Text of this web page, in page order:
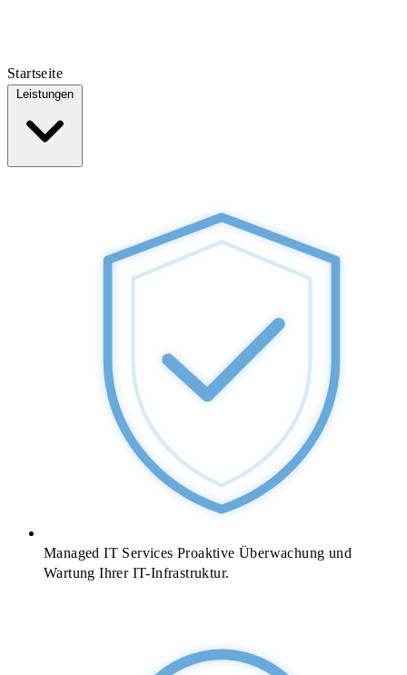
Startseite
Managed IT Services Proaktive Überwachung und
Wartung Ihrer IT-Infrastruktur.